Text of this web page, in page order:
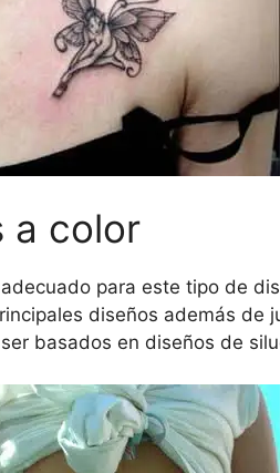
a color
para este tipo de
diseños además de
basados en diseños de